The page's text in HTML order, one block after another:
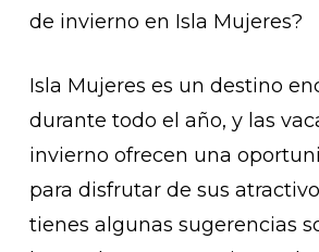
de invierno en Isla Mujeres?
Isla Mujeres es un destino
durante todo el año, y las
invierno ofrecen una
para disfrutar de sus
tienes algunas sugerencias